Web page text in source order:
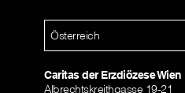
Österreich
Caritas der Erzdiözese Wien
Albrechtskreithgasse 19-21